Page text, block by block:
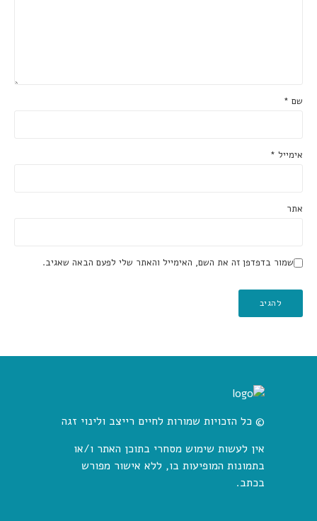
שם *
אימייל *
אתר
שמור בדפדפן זה את השם, האימייל והאתר שלי לפעם הבאה שאגיב.
© כל הזכויות שמורות לחיים רייצב ולינוי זגה
אין לעשות שימוש מסחרי בתוכן האתר ו/או
בתמונות המופיעות בו, ללא אישור מפורש
בכתב.